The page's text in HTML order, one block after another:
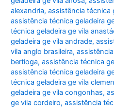
alexandria,assistência técnica
assistência técnica geladeira
técnica geladeira ge vila
geladeira ge vila andrade,
vila anglo brasileira,
bertioga,assistência técnica
assistência técnica geladeira
técnica geladeira ge vila
geladeira ge vila congonhas,
ge vila cordeiro,assistência